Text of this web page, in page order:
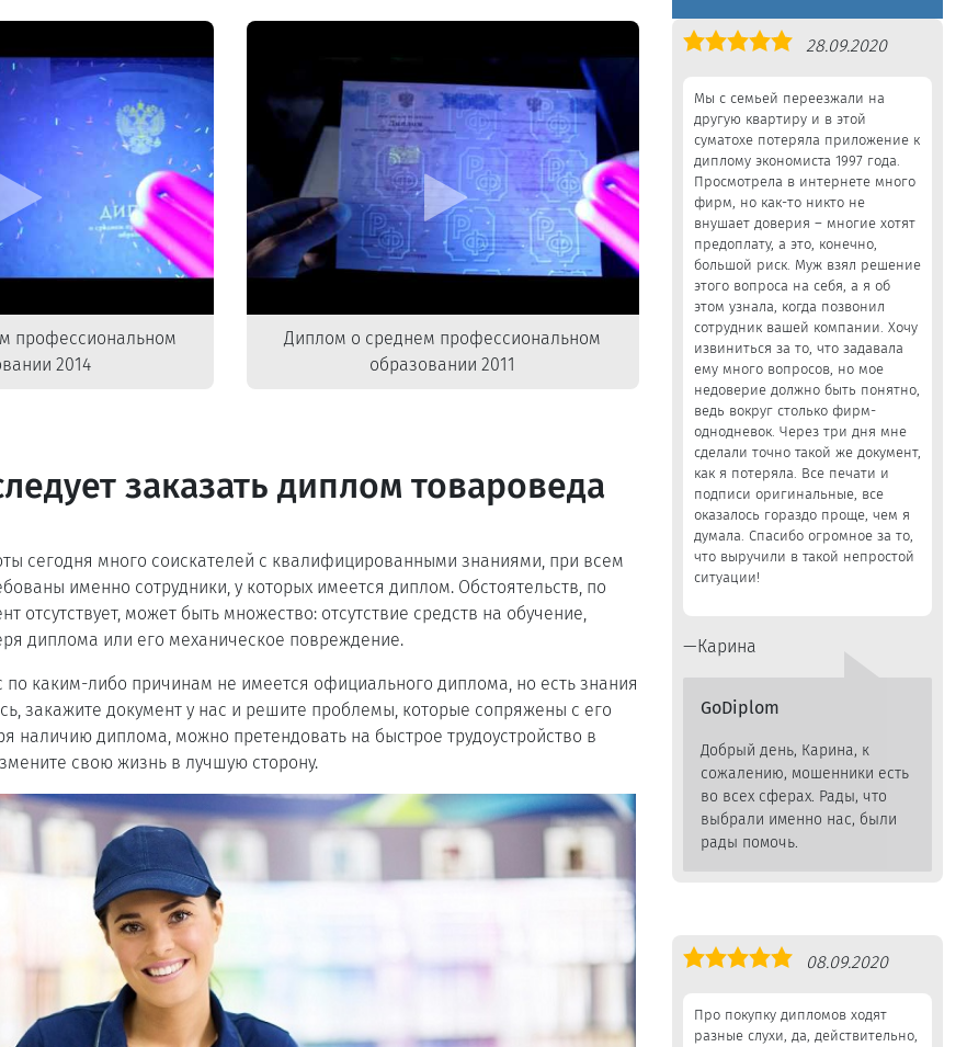
профессиональном
2014
Диплом о среднем профессиональном
образовании 2011
заказать диплом товароведа
сегодня много соискателей с квалифицированными знаниями, при всем
именно сотрудники, у которых имеется диплом. Обстоятельств, по
отсутствует, может быть множество: отсутствие средств на обучение,
диплома или его механическое повреждение.
по каким-либо причинам не имеется официального диплома, но есть знания
закажите документ у нас и решите проблемы, которые сопряжены с его
наличию диплома, можно претендовать на быстрое трудоустройство в
свою жизнь в лучшую сторону.
Оценка
28.09.2020
Мы с семьей переезжали на
другую квартиру и в этой
суматохе потеряла приложение к
диплому экономиста 1997 года.
Просмотрела в интернете много
фирм, но как-то никто не
внушает доверия – многие хотят
предоплату, а это, конечно,
большой риск. Муж взял решение
этого вопроса на себя, а я об
этом узнала, когда позвонил
сотрудник вашей компании. Хочу
извиниться за то, что задавала
ему много вопросов, но мое
недоверие должно быть понятно,
ведь вокруг столько фирм-
однодневок. Через три дня мне
сделали точно такой же документ,
как я потеряла. Все печати и
подписи оригинальные, все
оказалось гораздо проще, чем я
думала. Спасибо огромное за то,
что выручили в такой непростой
ситуации!
Карина
GoDiplom
Добрый день, Карина, к
сожалению, мошенники есть
во всех сферах. Рады, что
выбрали именно нас, были
рады помочь.
Оценка
08.09.2020
Про покупку дипломов ходят
разные слухи, да, действительно,